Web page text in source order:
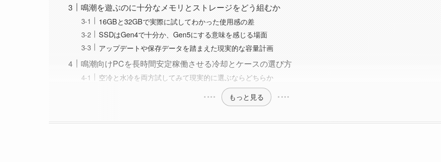
鳴潮を遊ぶのに十分なメモリとストレージをどう組むか
16GBと32GBで実際に試してわかった使用感の差
SSDはGen4で十分か、Gen5にする意味を感じる場面
アップデートや保存データを踏まえた現実的な容量計画
鳴潮向けPCを長時間安定稼働させる冷却とケースの選び方
空冷と水冷を両方試してみて現実的に選ぶならどちらか
もっと見る